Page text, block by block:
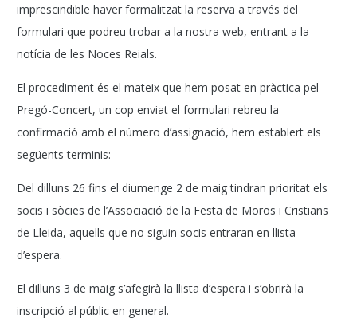
imprescindible haver formalitzat la reserva a través del
formulari que podreu trobar a la nostra web, entrant a la
notícia de les Noces Reials.
El procediment és el mateix que hem posat en pràctica pel
Pregó-Concert, un cop enviat el formulari rebreu la
confirmació amb el número d’assignació, hem establert els
següents terminis:
Del dilluns 26 fins el diumenge 2 de maig tindran prioritat els
socis i sòcies de l’Associació de la Festa de Moros i Cristians
de Lleida, aquells que no siguin socis entraran en llista
d’espera.
El dilluns 3 de maig s’afegirà la llista d’espera i s’obrirà la
inscripció al públic en general.